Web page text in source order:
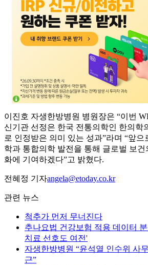
이진호 자생한방병원 병원장은 “이번
신기관 선정은 한국 전통의학인 한의학
로 인정받은 의미 있는 성과”라며 “앞으
학과 통합의학 발전을 통해 글로벌 보
화에 기여하겠다”고 밝혔다.
전혜정 기자angela@etoday.co.kr
관련 뉴스
척추가 먼저 무너진다
추나요법 건강보험 적용 데이터
치료 선호도 여전'
자생한방병원 “윤석열 인수위 사
근”